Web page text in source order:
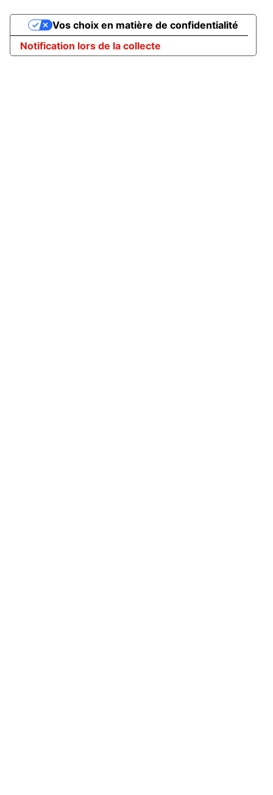
Notification lors de la collecte
Vos choix en matière de confidentialité